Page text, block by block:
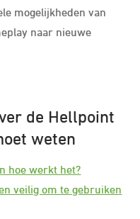
mogelijkheden van
naar nieuwe
de Hellpoint
weten
hoe werkt het?
veilig om te gebruiken